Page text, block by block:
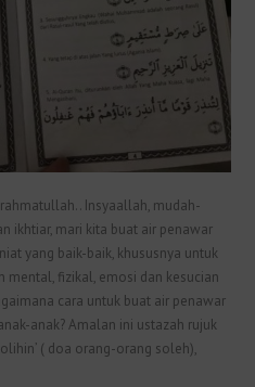
Insyaallah, mudah-
ikhtiar, mari kita buat air penawar
yang baik-baik, khususnya untuk
mental, fizikal, emosi dan kesucian
cara untuk buat air penawar
anak? Amalan ini ustazah rujuk
( doa orang-orang soleh),